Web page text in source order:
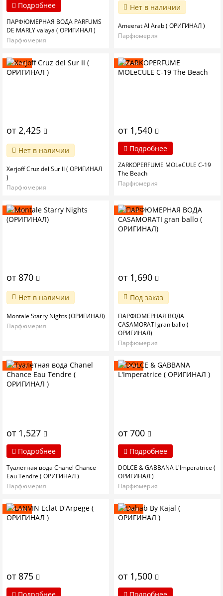
Подробнее
ПАРФЮМЕРНАЯ ВОДА PARFUMS
DE MARLY valaya ( ОРИГИНАЛ )
Парфюмерия
Нет в наличии
Ameerat Al Arab ( ОРИГИНАЛ )
Парфюмерия
Новинка
от 2,425
Нет в наличии
Xerjoff Cruz del Sur II ( ОРИГИНАЛ
)
Парфюмерия
Новинка
от 1,540
Подробнее
ZARKOPERFUME MOLeCULE C-19
The Beach
Парфюмерия
Новинка
от 870
Нет в наличии
Montale Starry Nights (ОРИГИНАЛ)
Парфюмерия
Новинка
от 1,690
Под заказ
ПАРФЮМЕРНАЯ ВОДА
CASAMORATI gran ballo (
ОРИГИНАЛ)
Парфюмерия
Новинка
от 1,527
Подробнее
Туалетная вода Chanel Chance
Eau Tendre ( ОРИГИНАЛ )
Парфюмерия
Новинка
от 700
Подробнее
DOLCE & GABBANA L'Imperatrice (
ОРИГИНАЛ )
Парфюмерия
Новинка
от 875
Подробнее
Новинка
от 1,500
Подробнее